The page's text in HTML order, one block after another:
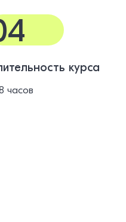
курса
часов